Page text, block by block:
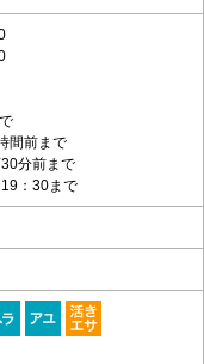
間前まで
分前まで
19：30まで